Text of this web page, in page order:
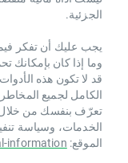
الجزئية.
يجب عليك أن تفكر
وما إذا كان بإمكانك
قد لا تكون هذه
الكامل لجميع
تعرّف بنفسك من خلال
الخدمات، وسياسة
الموقع: information